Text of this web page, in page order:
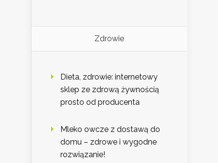
Zdrowie
Dieta, zdrowie: internetowy
sklep ze zdrową żywnością
prosto od producenta
Mleko owcze z dostawą do
domu – zdrowe i wygodne
rozwiązanie!